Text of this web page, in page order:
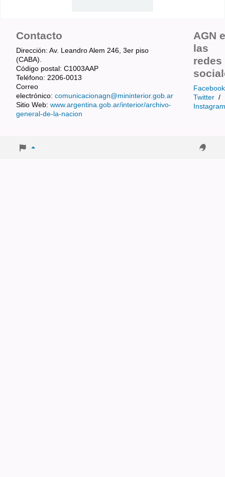
Contacto
Dirección: Av. Leandro Alem 246, 3er piso
(CABA).
Código postal: C1003AAP
Teléfono: 2206-0013
Correo
electrónico: comunicacionagn@mininterior.gob.ar
Sitio Web: www.argentina.gob.ar/interior/archivo-
general-de-la-nacion
AGN
las
redes
Facebook
Twitter /
Instagram